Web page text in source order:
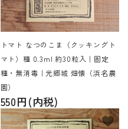
トマト なつのこま（クッキングト
マト）種 0.3ml 約30粒入｜固定
種・無消毒｜光郷城 畑懐（浜名農
園）
550円(内税)
favorite